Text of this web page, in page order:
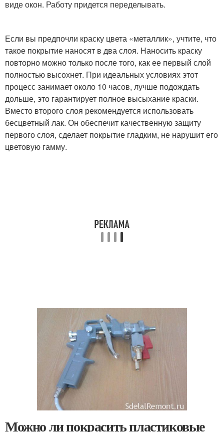
виде окон. Работу придется переделывать.
Если вы предпочли краску цвета «металлик», учтите, что
такое покрытие наносят в два слоя. Наносить краску
повторно можно только после того, как ее первый слой
полностью высохнет. При идеальных условиях этот
процесс занимает около 10 часов, лучше подождать
дольше, это гарантирует полное высыхание краски.
Вместо второго слоя рекомендуется использовать
бесцветный лак. Он обеспечит качественную защиту
первого слоя, сделает покрытие гладким, не нарушит его
цветовую гамму.
Можно ли покрасить пластиковые